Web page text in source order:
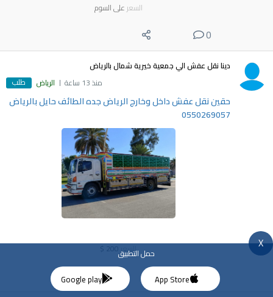
السعر على السوم
0
دينا نقل عفش الي جمعية خيرية شمال بالرياض
منذ 13 ساعة
الرياض طلب
حقين نقل عفش داخل وخارج الرياض جده الطائف حايل بالرياض
0550269057
السعر 200 X
حمل التطبيق
App Store
Google play